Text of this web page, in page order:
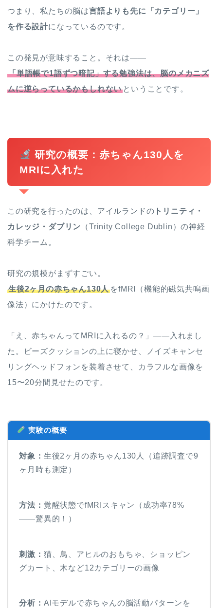
つまり、私たちの脳は言語よりも先に「カテゴリー」
を作る設計になっているのです。
この発見が意味すること。それは——
「単語帳で1語ずつ暗記」する勉強法は、脳のメカニズ
ムに逆らっているかもしれない ということです。
研究の概要：赤ちゃん130人を
MRIに入れた
この研究を行ったのは、アイルランドの トリニティ・
カレッジ・ダブリン （Trinity College Dublin）の神経
科学チーム。
研究の規模がまずすごい。
生後2ヶ月の赤ちゃん130人 をfMRI（機能的磁気共鳴画
像法）にかけたのです。
「え、赤ちゃんってMRIに入れるの？」——入れまし
た。ビーズクッションの上に寝かせ、ノイズキャンセ
リングヘッドフォンを装着させて、カラフルな画像を
15〜20分間見せたのです。
実験の概要
対象： 生後2ヶ月の赤ちゃん130人（追跡調査で9
ヶ月時も測定）
方法： 覚醒状態でfMRIスキャン（成功率78%
——驚異的！）
刺激： 猫、鳥、アヒルのおもちゃ、ショッピン
グカート、木など12カテゴリーの画像
分析： AIモデルで赤ちゃんの脳活動パターンを